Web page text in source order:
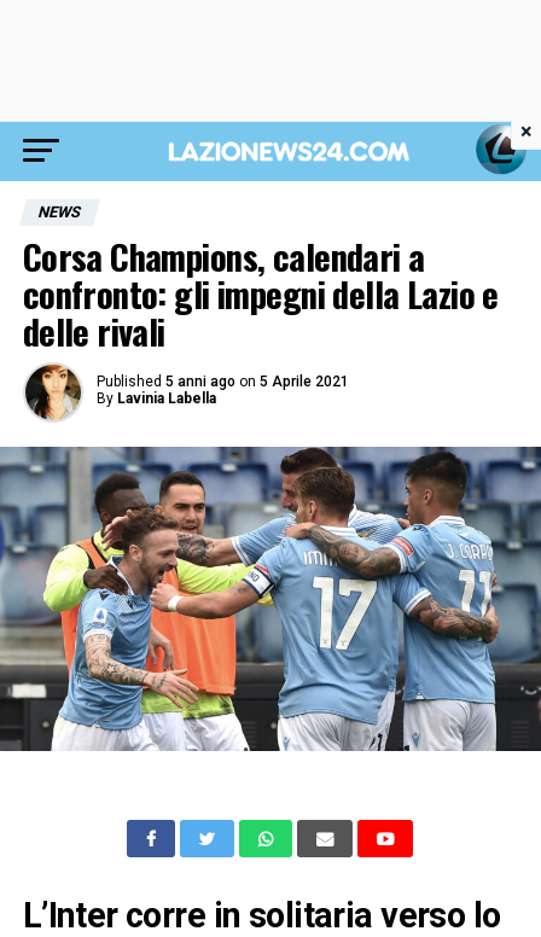
NEWS
Corsa Champions, calendari a
confronto: gli impegni della Lazio e
delle rivali
Published 5 anni ago on 5 Aprile 2021
By Lavinia Labella
L’Inter corre in solitaria verso lo
×